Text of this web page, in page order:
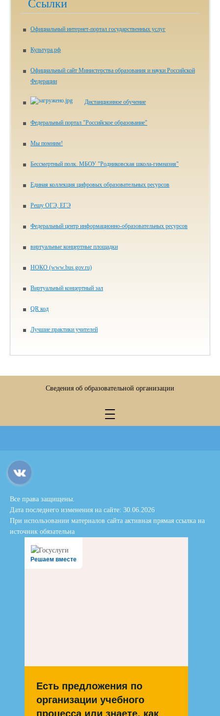
Ссылки
Официальный интернет-портал государственных услуг
Культура.рф
Официальный сайт Министерства образования и науки Российской
Федерации
Дистанционное обучение
Федеральный портал "Российское образование"
Мы помним!
Бессмертный полк. МБОУ "Родниковская школа-гимназия"
Единая коллекция цифровых образовательных ресурсов
Решу ОГЭ, ЕГЭ
Федеральный центр информационно-образовательных ресурсов
виртуальные концертные площадки
НОКО (www.bus.gov.ru)
Виртуальный концертный зал
QR код
Лучшие практики учителей
Сведения об образовательной организации
Все права защищены.
Дата последнего изменения на сайте: 30.06.2026
При использовании материалов сайта активная прямая ссылка на
источник обязательна
Решаем вместе
Есть предложения по
организации учебного
процесса или знаете, как